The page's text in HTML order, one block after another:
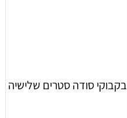
בקבוקי סודה סטרים שלישיה